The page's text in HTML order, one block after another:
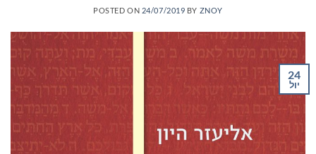
POSTED ON 24/07/2019 BY ZNOY
24
יול